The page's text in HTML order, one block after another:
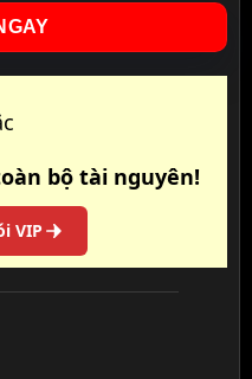
bộ tài nguyên!
VIP